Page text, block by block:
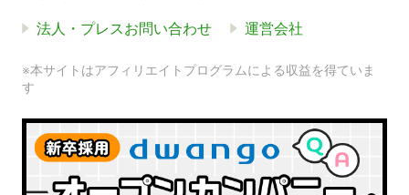
法人・プレスお問い合わせ 運営会社
※本サイトはアフィリエイトプログラムによる収益を得ていま
す